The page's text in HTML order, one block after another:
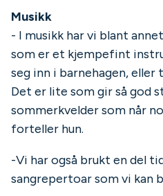
Musikk
- I musikk har vi blant
som er et kjempefint
seg inn i barnehagen, eller
Det er lite som gir så god
sommerkvelder som når
forteller hun.
-Vi har også brukt en del
sangrepertoar som vi kan